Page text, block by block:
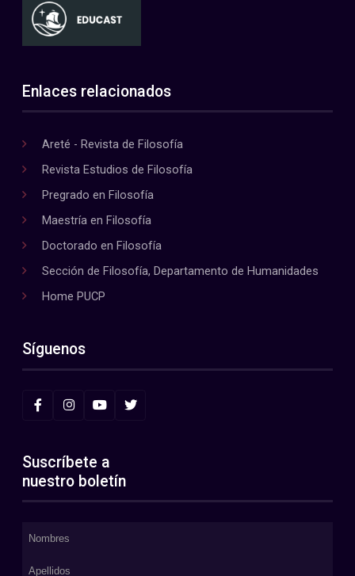
Enlaces relacionados
Areté - Revista de Filosofía
Revista Estudios de Filosofía
Pregrado en Filosofía
Maestría en Filosofía
Doctorado en Filosofía
Sección de Filosofía, Departamento de Humanidades
Home PUCP
Síguenos
Suscríbete a
nuestro boletín